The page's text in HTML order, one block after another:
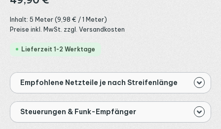
Inhalt: 5 Meter (9,98 € / 1 Meter)
Preise inkl. MwSt. zzgl. Versandkosten
Lieferzeit 1-2 Werktage
Empfohlene Netzteile je nach Streifenlänge
Steuerungen & Funk-Empfänger